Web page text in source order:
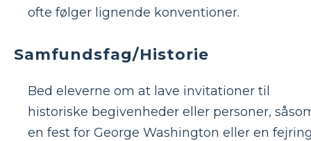
ofte følger lignende konventioner.
Samfundsfag/Historie
Bed eleverne om at lave invitationer til
historiske begivenheder eller personer,
en fest for George Washington eller en